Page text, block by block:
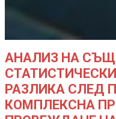
АНАЛИЗ НА
РАЗЛИКА СЛЕД
КОМПЛЕКСНА